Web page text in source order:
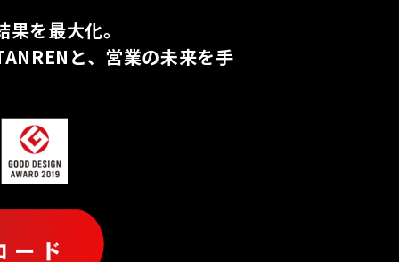
を最大化。
と、営業の未来を手